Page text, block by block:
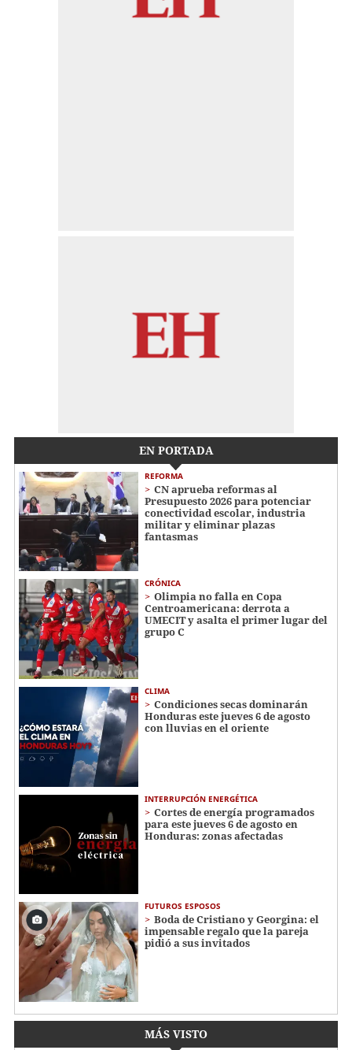
EN PORTADA
REFORMA
CN aprueba reformas al
Presupuesto 2026 para potenciar
conectividad escolar, industria
militar y eliminar plazas
fantasmas
CRÓNICA
Olimpia no falla en Copa
Centroamericana: derrota a
UMECIT y asalta el primer lugar del
grupo C
CLIMA
Condiciones secas dominarán
Honduras este jueves 6 de agosto
con lluvias en el oriente
INTERRUPCIÓN ENERGÉTICA
Cortes de energía programados
para este jueves 6 de agosto en
Honduras: zonas afectadas
FUTUROS ESPOSOS
Boda de Cristiano y Georgina: el
impensable regalo que la pareja
pidió a sus invitados
MÁS VISTO